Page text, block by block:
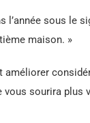
sous le
maison. »
sourira plus